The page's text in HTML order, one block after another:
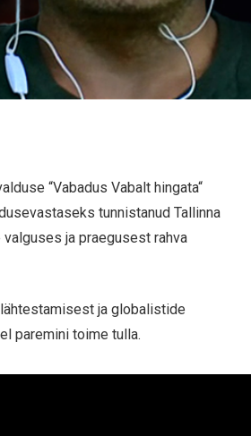
“Vabadus Vabalt hingata“
tunnistanud Tallinna
ja praegusest rahva
ja globalistide
paremini toime tulla.